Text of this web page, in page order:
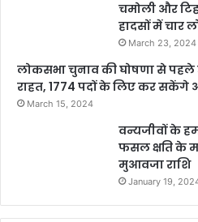
चमोली और
हादसों में चार
March 23, 2024
लोकसभा चुनाव की घोषणा से पहले
राहत, 1774 पदों के लिए कर
March 15, 2024
वन्यजीवों के
फसल क्षति के
मुआवजा राशि
January 19,